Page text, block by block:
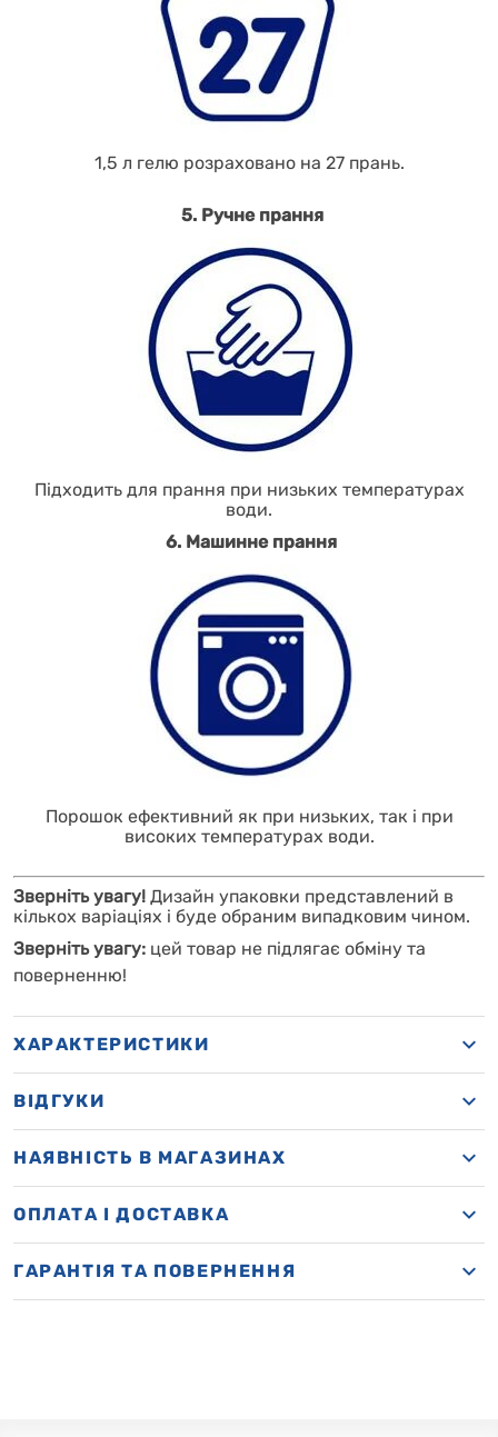
1,5 л гелю розраховано на 27 прань.
5. Ручне прання
Підходить для прання при низьких температурах
води.
6. Машинне прання
Порошок ефективний як при низьких, так і при
високих температурах води.
Зверніть увагу! Дизайн упаковки представлений в
кількох варіаціях і буде обраним випадковим чином.
Зверніть увагу: цей товар не підлягає обміну та
поверненню!
ХАРАКТЕРИСТИКИ
ВІДГУКИ
НАЯВНІСТЬ В МАГАЗИНАХ
OПЛАТА І ДОСТАВКА
ГАРАНТІЯ ТА ПОВЕРНЕННЯ